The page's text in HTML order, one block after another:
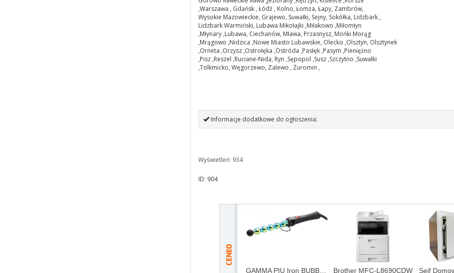
,Warszawa , Gdańsk , Łódź , Kolno, Łomża, Łapy, Zambrów,
Wysokie Mazowieckie, Grajewo, Suwałki, Sejny, Sokółka, Lidzbark ,
Lidzbark Warmiński, Lubawa Mikołajki ,Miłakowo ,Miłomłyn
,Młynary ,Lubawa, Ciechanów, Mława, Przasnysz, Mońki Morąg
,Mrągowo ,Nidzica ,Nowe Miasto Lubawskie, Olecko ,Olsztyn, Olsztynek
,Orneta ,Orzysz ,Ostrołęka ,Ostróda ,Pasłęk ,Pasym ,Pieniężno
,Pisz ,Reszel ,Ruciane-Nida, Ryn ,Sępopol ,Susz ,Szczytno ,Suwałki
,Tolkmicko, Węgorzewo, Zalewo , Żuromin ,
Informacje dodatkowe do ogłoszenia:
Wyświetleń: 934
ID: 904